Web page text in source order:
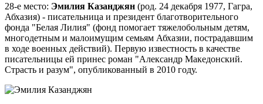
28-е место: Эмилия Казанджян (род. 24 декабря 1977, Гагра,
Абхазия) - писательница и президент благотворительного
фонда "Белая Лилия" (фонд помогает тяжелобольным детям,
многодетным и малоимущим семьям Абхазии, пострадавшим
в ходе военных действий). Первую известность в качестве
писательницы ей принес роман "Александр Македонский.
Страсть и разум", опубликованный в 2010 году.